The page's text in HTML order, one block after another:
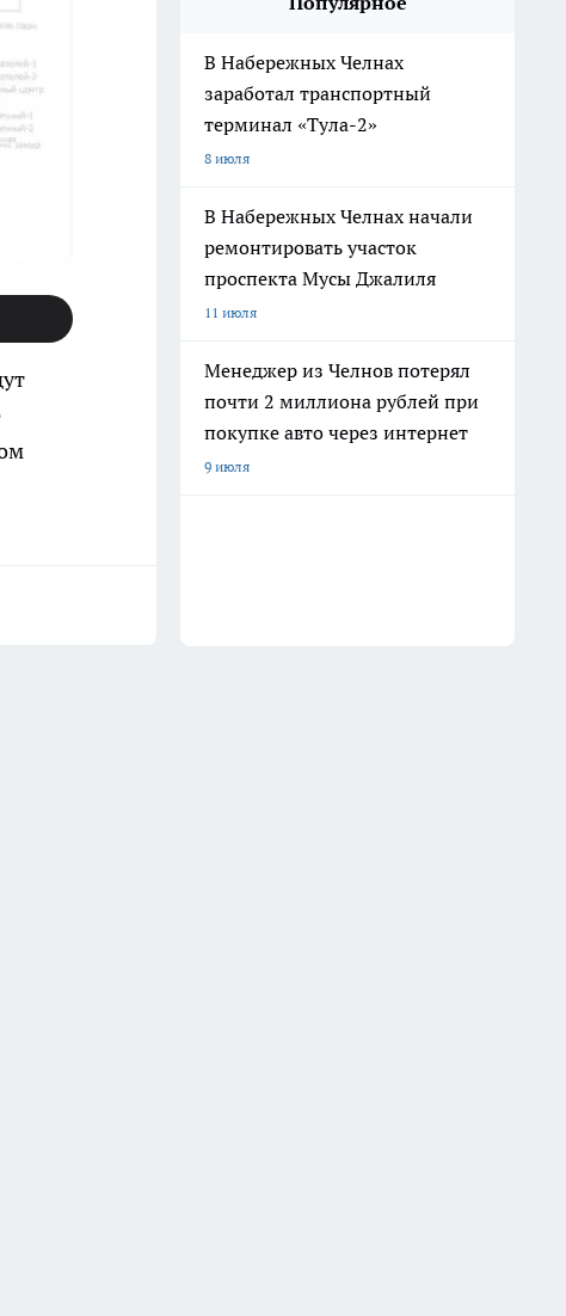
В Набережных Челнах
заработал транспортный
терминал «Тула-2»
8 июля
В Набережных Челнах начали
ремонтировать участок
проспекта Мусы Джалиля
11 июля
Менеджер из Челнов потерял
почти 2 миллиона рублей при
покупке авто через интернет
9 июля